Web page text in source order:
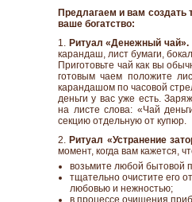
Предлагаем и вам создать
ваше богатство:
1. Ритуал «Денежный чай».
карандаш, лист бумаги,
Приготовьте чай как вы
готовым чаем положите
карандашом по часовой
деньги у вас уже есть.
на листе слова: «Чай
секцию отдельную от купюр.
2. Ритуал «Устранение
момент, когда вам кажется,
возьмите любой бытовой
тщательно очистите его
любовью и нежностью;
в процессе очищения